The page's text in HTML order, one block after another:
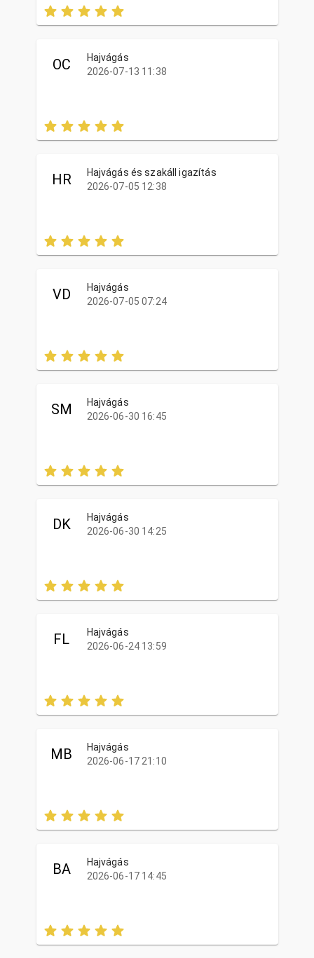
OC
Hajvágás
2026-07-13 11:38
HR
Hajvágás és szakáll igazítás
2026-07-05 12:38
VD
Hajvágás
2026-07-05 07:24
SM
Hajvágás
2026-06-30 16:45
DK
Hajvágás
2026-06-30 14:25
FL
Hajvágás
2026-06-24 13:59
MB
Hajvágás
2026-06-17 21:10
BA
Hajvágás
2026-06-17 14:45